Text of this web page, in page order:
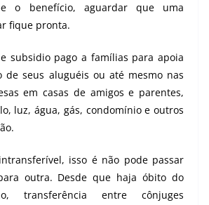
o benefício, aguardar que uma
fique pronta.
subsidio pago a famílias para apoia
de seus aluguéis ou até mesmo nas
em casas de amigos e parentes,
luz, água, gás, condomínio e outros
isso é não pode passar
outra. Desde que haja óbito do
transferência entre cônjuges